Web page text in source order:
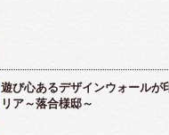
遊び心あるデザインウォールが
リア～落合様邸～